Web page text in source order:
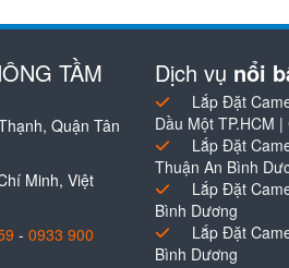
TẦM
Quận Tân
Minh, Việt
- 0933 900
Dịch vụ nổi
Lắp Đặt
Dầu Một TP.HCM
Lắp Đặt
Thuận An Bình
Lắp Đặt
Bình Dương
Lắp Đặt
Bình Dương